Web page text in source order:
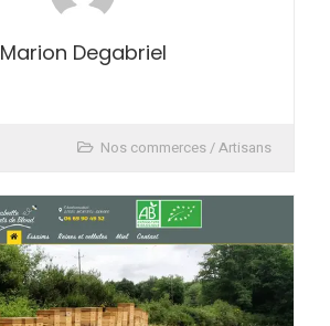
Marion Degabriel
Nos commerces / Artisans